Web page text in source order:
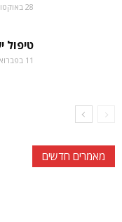
28 באוקטובר 2025
טיפול
11 בפברואר 2026
מאמרים חדשים